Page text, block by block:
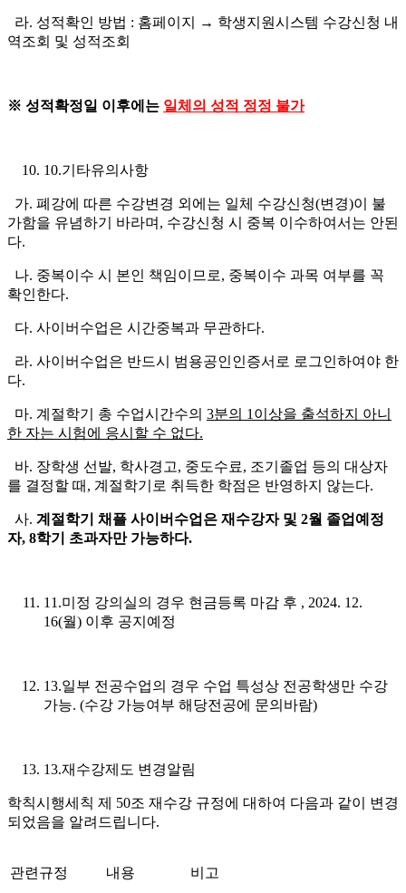
라. 성적확인 방법 : 홈페이지 → 학생지원시스템 수강신청 내
역조회 및 성적조회
※ 성적확정일 이후에는 일체의 성적 정정 불가
10.기타유의사항
가. 폐강에 따른 수강변경 외에는 일체 수강신청(변경)이 불
가함을 유념하기 바라며, 수강신청 시 중복 이수하여서는 안된
다.
나. 중복이수 시 본인 책임이므로, 중복이수 과목 여부를 꼭
확인한다.
다. 사이버수업은 시간중복과 무관하다.
라. 사이버수업은 반드시 범용공인인증서로 로그인하여야 한
다.
마. 계절학기 총 수업시간수의 3분의 1 이상을 출석하지 아니
한 자는 시험에 응시할 수 없다.
바. 장학생 선발, 학사경고, 중도수료, 조기졸업 등의 대상자
를 결정할 때, 계절학기로 취득한 학점은 반영하지 않는다.
사. 계절학기 채플 사이버수업은 재수강자 및 2월 졸업예정
자, 8학기 초과자만 가능하다.
11.미정 강의실의 경우 현금등록 마감 후 , 2024. 12.
16(월) 이후 공지예정
13.일부 전공수업의 경우 수업 특성상 전공학생만 수강
가능. (수강 가능여부 해당전공에 문의바람)
13.재수강제도 변경알림
학칙시행세칙 제 50조 재수강 규정에 대하여 다음과 같이 변경
되었음을 알려드립니다.
관련규정 내용 비고